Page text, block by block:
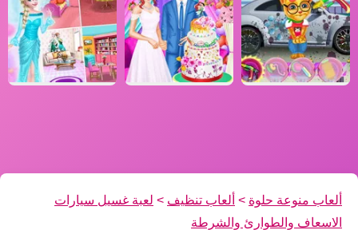
ألعاب منوعة حلوة > ألعاب تنظيف > لعبة غسيل سيارات
الاسعاف والطوارئ والشرطة